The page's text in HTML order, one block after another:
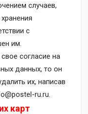
случаев,
с
им.
согласие на
данных, то он
их, написав
ru.ru.
карт